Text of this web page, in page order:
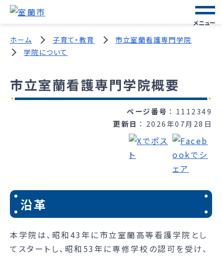
メニュー
ホーム 子育て・教育
市立室蘭看護専門学院
学院について
市立室蘭看護専門学院概要
ページ番号
1112349
更新日
2026年07月28日
沿革
本学院は、昭和43年に市立室蘭高等看護学院とし
てスタートし、昭和53年に専修学校の認可を受け、